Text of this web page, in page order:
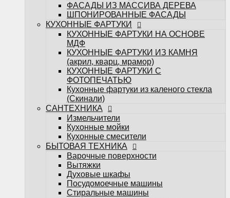
Кухонные мойки
Кухонные смесители
БЫТОВАЯ ТЕХНИКА
Варочные поверхности
Вытяжки
Духовые шкафы
Посудомоечные машины
Стиральные машины
Холодильники и морозильные камеры
Шкафы винные
Микроволновые печи
Телевизоры
СИСТЕМЫ ВЁДЕР
РЕЙЛИНГОВЫЕ СИСТЕМЫ
МЕБЕЛЬНЫЕ РУЧКИ
ПРОФИЛЬ - РУЧКИ
РУЧКИ - СКОБЫ
РУЧКИ - РАКОВИНЫ
РУЧКИ - РЕЙЛИНГИ
РУЧКИ - КНОПКИ
РУЧКИ-КАПЛИ
ФАСАДЫ ИЗ МАССИВА ДЕРЕВА
ШПОНИРОВАННЫЕ ФАСАДЫ
КУХОННЫЕ ФАРТУКИ
КУХОННЫЕ ФАРТУКИ НА ОСНОВЕ
МДФ
КУХОННЫЕ ФАРТУКИ ИЗ КАМНЯ
(акрил, кварц, мрамор)
КУХОННЫЕ ФАРТУКИ С
ФОТОПЕЧАТЬЮ
Кухонные фартуки из каленого стекла
(Скинали)
САНТЕХНИКА
Измельчители
Кухонные мойки
Кухонные смесители
БЫТОВАЯ ТЕХНИКА
Варочные поверхности
Вытяжки
Духовые шкафы
Посудомоечные машины
Стиральные машины